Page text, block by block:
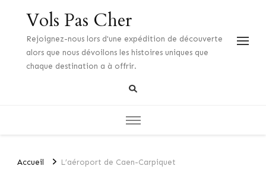
Vols Pas Cher
Rejoignez-nous lors d'une expédition de découverte
alors que nous dévoilons les histoires uniques que
chaque destination a à offrir.
Accueil L’aéroport de Caen-Carpiquet